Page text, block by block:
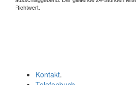
Richtwert.
Kontakt.